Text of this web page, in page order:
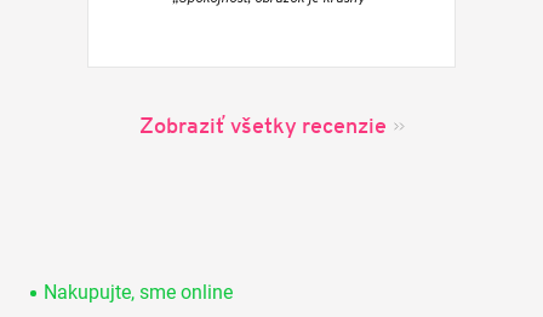
Zobraziť všetky recenzie
Nakupujte, sme online